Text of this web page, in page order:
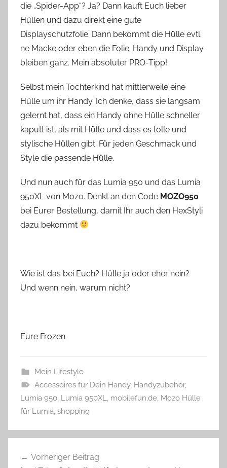
die „Spider-App“? Ja? Dann kauft Euch lieber
Hüllen und dazu direkt eine gute
Displayschutzfolie. Dann bekommt die Hülle evtl.
ne Macke oder eben die Folie. Handy und Display
bleiben ganz. Mein absoluter PRO-Tipp!
Selbst mein Tochterkind hat mittlerweile eine
Hülle um ihr Handy. Ich denke, dass sie langsam
gelernt hat, dass ein Handy ohne Hülle schneller
kaputt ist, als mit Hülle und dass es tolle und
stylische Hüllen gibt. Für jeden Geschmack und
Style die passende Hülle.
Und nun auch für das Lumia 950 und das Lumia
950XL von Mozo. Denkt an den Code MOZO950
bei Eurer Bestellung, damit Ihr auch den HexStyli
dazu bekommt
Wie ist das bei Euch? Hülle ja oder eher nein?
Und wenn nein, warum nicht?
Eure Frozen
Mein Lifestyle
Accessoires für Dein Handy, Handyzubehör,
Lumia 950, Lumia 950XL, mobilefun.de, Mozo Hülle
für Lumia, shopping
Vorheriger Beitrag